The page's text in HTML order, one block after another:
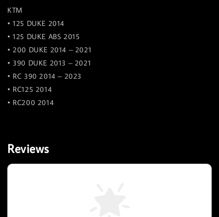
KTM
• 125 DUKE 2014
• 125 DUKE ABS 2015
• 200 DUKE 2014 – 2021
• 390 DUKE 2013 – 2021
• RC 390 2014 – 2023
• RC125 2014
• RC200 2014
Reviews